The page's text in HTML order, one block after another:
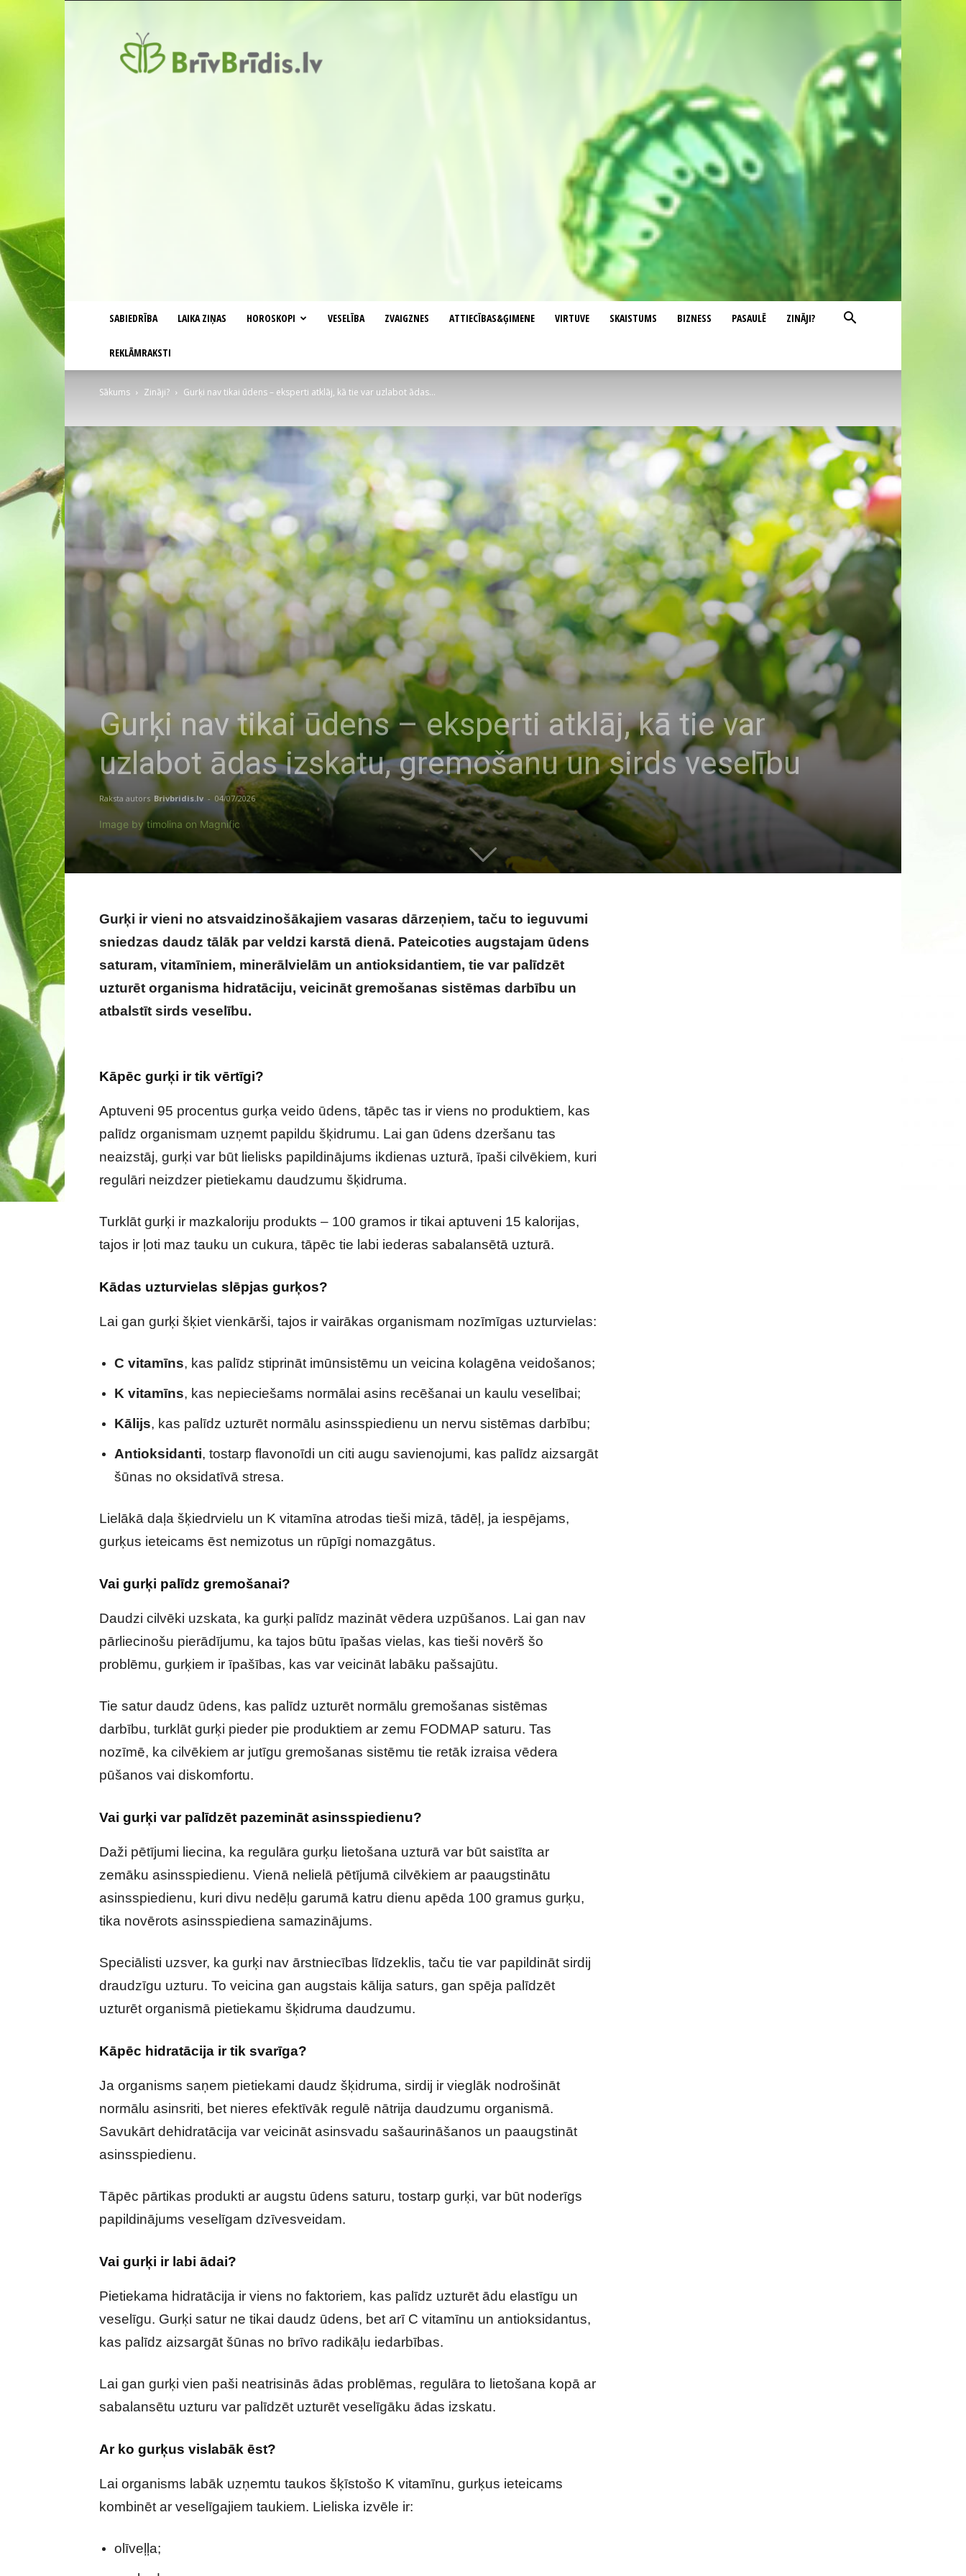
SABIEDRĪBA LAIKA ZIŅAS HOROSKOPI VESELĪBA ZVAIGZNES ATTIECĪBAS&ĢIMENE VIRTUVE SKAISTUMS BIZNESS PASAULĒ ZINĀJI?
REKLĀMRAKSTI
Sākums Zināji? Gurķi nav tikai ūdens – eksperti atklāj, kā tie var uzlabot ādas...
Gurķi nav tikai ūdens – eksperti atklāj, kā tie var
uzlabot ādas izskatu, gremošanu un sirds veselību
Raksta autors Brivbridis.lv - 04/07/2026
Image by timolina on Magnific
Gurķi ir vieni no atsvaidzinošākajiem vasaras dārzeņiem, taču to ieguvumi
sniedzas daudz tālāk par veldzi karstā dienā. Pateicoties augstajam ūdens
saturam, vitamīniem, minerālvielām un antioksidantiem, tie var palīdzēt
uzturēt organisma hidratāciju, veicināt gremošanas sistēmas darbību un
atbalstīt sirds veselību.
Kāpēc gurķi ir tik vērtīgi?
Aptuveni 95 procentus gurķa veido ūdens, tāpēc tas ir viens no produktiem, kas
palīdz organismam uzņemt papildu šķidrumu. Lai gan ūdens dzeršanu tas
neaizstāj, gurķi var būt lielisks papildinājums ikdienas uzturā, īpaši cilvēkiem, kuri
regulāri neizdzer pietiekamu daudzumu šķidruma.
Turklāt gurķi ir mazkaloriju produkts – 100 gramos ir tikai aptuveni 15 kalorijas,
tajos ir ļoti maz tauku un cukura, tāpēc tie labi iederas sabalansētā uzturā.
Kādas uzturvielas slēpjas gurķos?
Lai gan gurķi šķiet vienkārši, tajos ir vairākas organismam nozīmīgas uzturvielas:
C vitamīns, kas palīdz stiprināt imūnsistēmu un veicina kolagēna veidošanos;
K vitamīns, kas nepieciešams normālai asins recēšanai un kaulu veselībai;
Kālijs, kas palīdz uzturēt normālu asinsspiedienu un nervu sistēmas darbību;
Antioksidanti, tostarp flavonoīdi un citi augu savienojumi, kas palīdz aizsargāt
šūnas no oksidatīvā stresa.
Lielākā daļa šķiedrvielu un K vitamīna atrodas tieši mizā, tādēļ, ja iespējams,
gurķus ieteicams ēst nemizotus un rūpīgi nomazgātus.
Vai gurķi palīdz gremošanai?
Daudzi cilvēki uzskata, ka gurķi palīdz mazināt vēdera uzpūšanos. Lai gan nav
pārliecinošu pierādījumu, ka tajos būtu īpašas vielas, kas tieši novērš šo
problēmu, gurķiem ir īpašības, kas var veicināt labāku pašsajūtu.
Tie satur daudz ūdens, kas palīdz uzturēt normālu gremošanas sistēmas
darbību, turklāt gurķi pieder pie produktiem ar zemu FODMAP saturu. Tas
nozīmē, ka cilvēkiem ar jutīgu gremošanas sistēmu tie retāk izraisa vēdera
pūšanos vai diskomfortu.
Vai gurķi var palīdzēt pazemināt asinsspiedienu?
Daži pētījumi liecina, ka regulāra gurķu lietošana uzturā var būt saistīta ar
zemāku asinsspiedienu. Vienā nelielā pētījumā cilvēkiem ar paaugstinātu
asinsspiedienu, kuri divu nedēļu garumā katru dienu apēda 100 gramus gurķu,
tika novērots asinsspiediena samazinājums.
Speciālisti uzsver, ka gurķi nav ārstniecības līdzeklis, taču tie var papildināt sirdij
draudzīgu uzturu. To veicina gan augstais kālija saturs, gan spēja palīdzēt
uzturēt organismā pietiekamu šķidruma daudzumu.
Kāpēc hidratācija ir tik svarīga?
Ja organisms saņem pietiekami daudz šķidruma, sirdij ir vieglāk nodrošināt
normālu asinsriti, bet nieres efektīvāk regulē nātrija daudzumu organismā.
Savukārt dehidratācija var veicināt asinsvadu sašaurināšanos un paaugstināt
asinsspiedienu.
Tāpēc pārtikas produkti ar augstu ūdens saturu, tostarp gurķi, var būt noderīgs
papildinājums veselīgam dzīvesveidam.
Vai gurķi ir labi ādai?
Pietiekama hidratācija ir viens no faktoriem, kas palīdz uzturēt ādu elastīgu un
veselīgu. Gurķi satur ne tikai daudz ūdens, bet arī C vitamīnu un antioksidantus,
kas palīdz aizsargāt šūnas no brīvo radikāļu iedarbības.
Lai gan gurķi vien paši neatrisinās ādas problēmas, regulāra to lietošana kopā ar
sabalansētu uzturu var palīdzēt uzturēt veselīgāku ādas izskatu.
Ar ko gurķus vislabāk ēst?
Lai organisms labāk uzņemtu taukos šķīstošo K vitamīnu, gurķus ieteicams
kombinēt ar veselīgajiem taukiem. Lieliska izvēle ir:
olīveļļa;